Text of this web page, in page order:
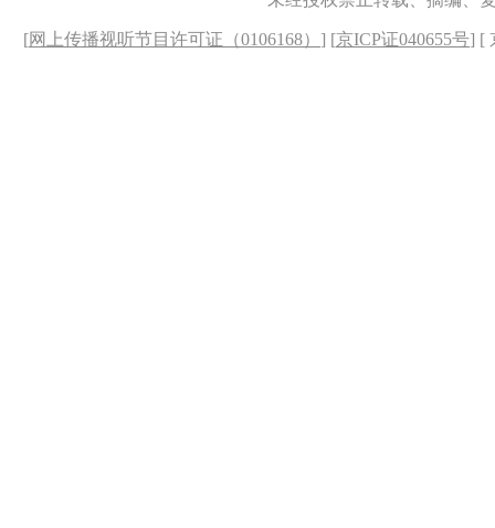
[网上传播视听节目许可证（0106168） ] [京ICP证040655号] [